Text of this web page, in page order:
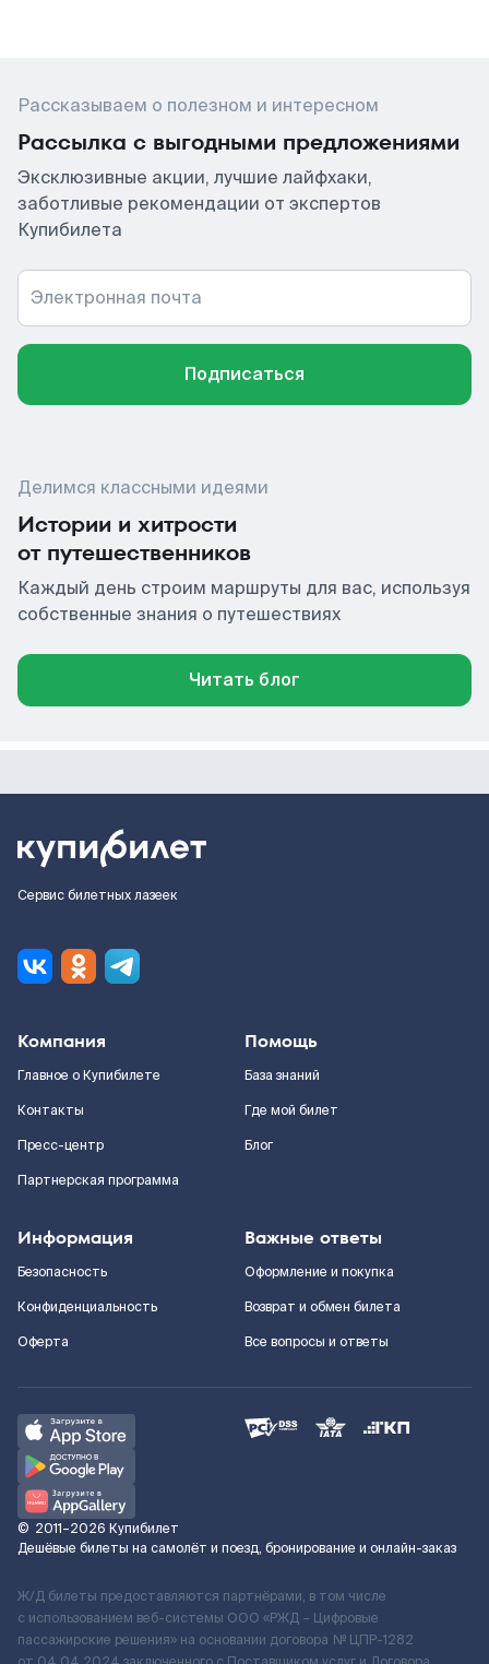
Рассказываем о полезном и интересном
Рассылка с выгодными предложениями
Эксклюзивные акции, лучшие лайфхаки,
заботливые рекомендации от экспертов
Купибилета
Электронная почта
Подписаться
Делимся классными идеями
Истории и хитрости
от путешественников
Каждый день строим маршруты для вас, используя
собственные знания о путешествиях
Читать блог
Сервис билетных лазеек
Компания
Главное о Купибилете
Контакты
Пресс-центр
Партнерская программа
Помощь
База знаний
Где мой билет
Блог
Информация
Безопасность
Конфиденциальность
Оферта
Важные ответы
Оформление и покупка
Возврат и обмен билета
Все вопросы и ответы
© 2011–2026 Купибилет
Дешёвые билеты на самолёт и поезд, бронирование и онлайн-заказ
Ж/Д билеты предоставляются партнёрами, в том числе
с использованием веб-системы ООО «РЖД – Цифровые
пассажирские решения» на основании договора № ЦПР-1282